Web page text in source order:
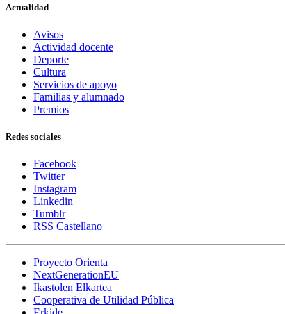
Actualidad
Avisos
Actividad docente
Deporte
Cultura
Servicios de apoyo
Familias y alumnado
Premios
Redes sociales
Facebook
Twitter
Instagram
Linkedin
Tumblr
RSS Castellano
Proyecto Orienta
NextGenerationEU
Ikastolen Elkartea
Cooperativa de Utilidad Pública